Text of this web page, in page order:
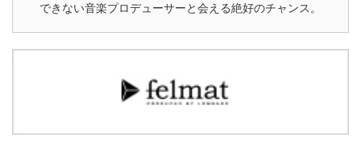
できない音楽プロデューサーと会える絶好のチャンス。